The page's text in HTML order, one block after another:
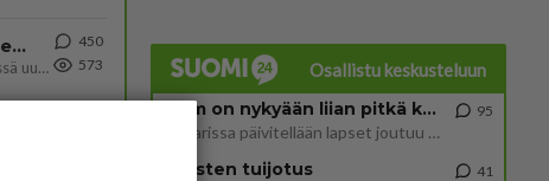
Perussuomalaisten kannatus nousi rytinällä Ylen tänään julkaisemassa tuoreimmassa gallup-kyselyssä.
https://yle.fi/a/74-20239449 Perussuomalaisilla hurja- ja ylivoimaisesti suurin nousu tässä uudessa Ylen gallupissa. Kyl
450
573
Osallistu keskusteluun
2 km on nykyään liian pitkä koulumatka
Hesarissa päivitellään lapset joutuu nyt kulkemaan 2 km kouluun jösses. Ruostefillarilla tuo matka menee vaikka miten äk
95
Miesten tuijotus 41